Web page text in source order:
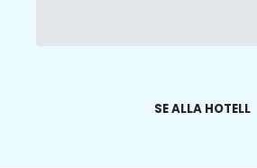
SE ALLA HOTELL